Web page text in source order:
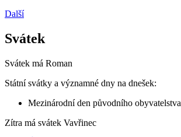
Další
Svátek
Svátek má Roman
Státní svátky a významné dny na dnešek:
Mezinárodní den původního obyvatelstva
Zítra má svátek Vavřinec